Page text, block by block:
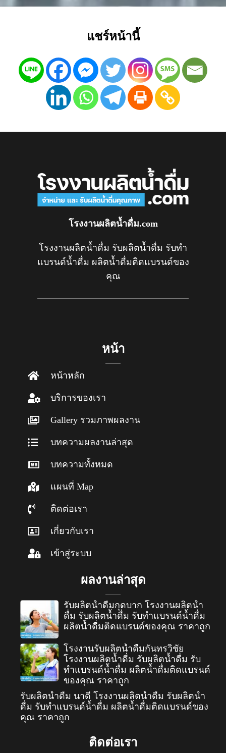
แชร์หน้านี้
โรงงานผลิตน้ำดื่ม.com
โรงงานผลิตน้ำดื่ม รับผลิตน้ำดื่ม รับทำ
แบรนด์น้ำดื่ม ผลิตน้ำดื่มติดแบรนด์ของ
คุณ
หน้า
หน้าหลัก
บริการของเรา
Gallery รวมภาพผลงาน
บทความผลงานล่าสุด
บทความทั้งหมด
แผนที่ Map
ติดต่อเรา
เกี่ยวกับเรา
เข้าสู่ระบบ
ผลงานล่าสุด
รับผลิตน้ำดื่มกุดบาก โรงงานผลิตน้ำ
ดื่ม รับผลิตน้ำดื่ม รับทำแบรนด์น้ำดื่ม
ผลิตน้ำดื่มติดแบรนด์ของคุณ ราคาถูก
โรงงานรับผลิตน้ำดื่มกันทรวิชัย
โรงงานผลิตน้ำดื่ม รับผลิตน้ำดื่ม รับ
ทำแบรนด์น้ำดื่ม ผลิตน้ำดื่มติดแบรนด์
ของคุณ ราคาถูก
รับผลิตน้ำดื่ม นาดี โรงงานผลิตน้ำดื่ม รับผลิตน้ำ
ดื่ม รับทำแบรนด์น้ำดื่ม ผลิตน้ำดื่มติดแบรนด์ของ
คุณ ราคาถูก
ติดต่อเรา